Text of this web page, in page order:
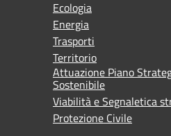
Ecologia
Energia
Trasporti
Territorio
Attuazione Piano
Sostenibile
Viabilità e Segnaletica
Protezione Civile